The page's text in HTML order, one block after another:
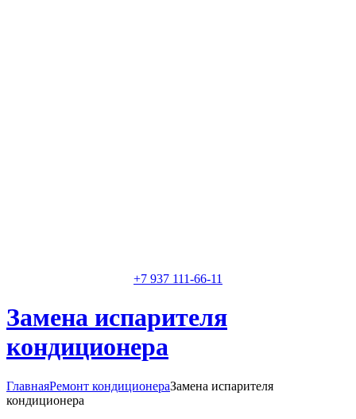
+7 937 111-66-11
Замена испарителя
кондиционера
ГлавнаяРемонт кондиционераЗамена испарителя
кондиционера